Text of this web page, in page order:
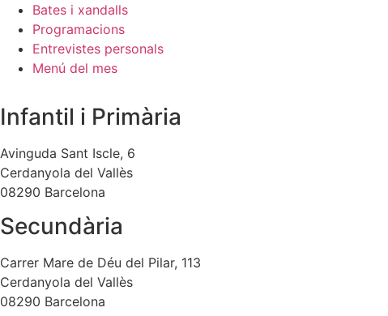
Bates i xandalls
Programacions
Entrevistes personals
Menú del mes
Infantil i Primària
Avinguda Sant Iscle, 6
Cerdanyola del Vallès
08290 Barcelona
Secundària
Carrer Mare de Déu del Pilar, 113
Cerdanyola del Vallès
08290 Barcelona